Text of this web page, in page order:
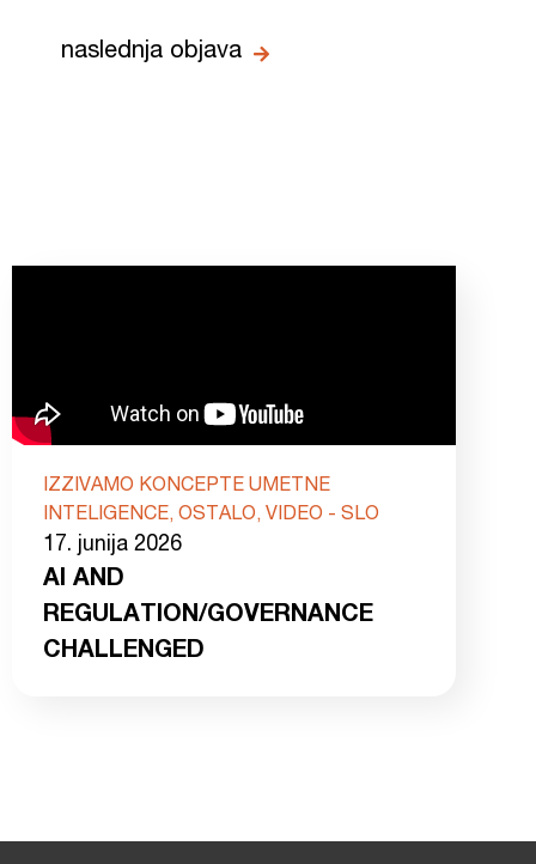
naslednja objava
IZZIVAMO KONCEPTE UMETNE
INTELIGENCE, OSTALO, VIDEO - SLO
17. junija 2026
AI AND
REGULATION/GOVERNANCE
CHALLENGED